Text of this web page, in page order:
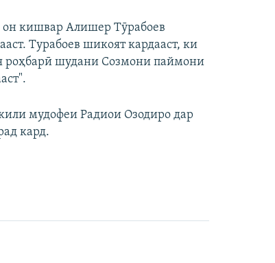
кишвар Алишер Тӯрабоев
Турабоев шикоят кардааст, ки
роҳбарӣ шудани Созмони паймони
мудофеи Радиои Озодиро дар
кард.